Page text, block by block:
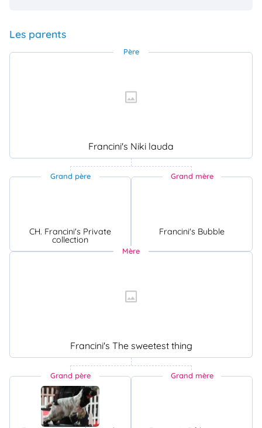
Les parents
Père
Francini's Niki lauda
Grand père
CH. Francini's Private
collection
Grand mère
Francini's Bubble
Mère
Francini's The sweetest thing
Grand père Grand mère